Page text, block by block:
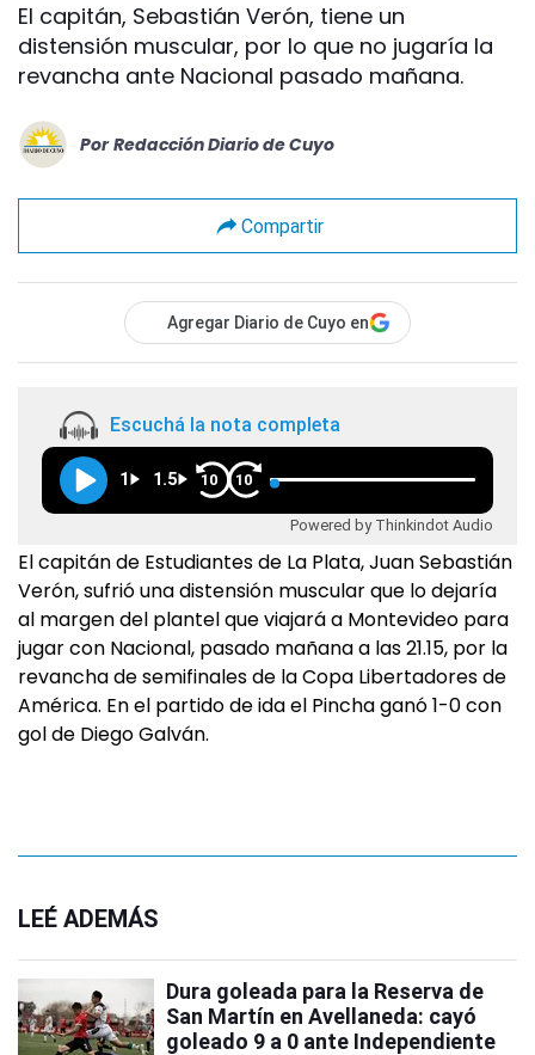
El capitán, Sebastián Verón, tiene un
distensión muscular, por lo que no jugaría la
revancha ante Nacional pasado mañana.
Por Redacción Diario de Cuyo
Compartir
Agregar Diario de Cuyo en
Escuchá la nota completa
1 1.5 10 10
Powered by Thinkindot Audio
El capitán de Estudiantes de La Plata, Juan Sebastián
Verón, sufrió una distensión muscular que lo dejaría
al margen del plantel que viajará a Montevideo para
jugar con Nacional, pasado mañana a las 21.15, por la
revancha de semifinales de la Copa Libertadores de
América. En el partido de ida el Pincha ganó 1-0 con
gol de Diego Galván.
LEÉ ADEMÁS
Dura goleada para la Reserva de
San Martín en Avellaneda: cayó
goleado 9 a 0 ante Independiente